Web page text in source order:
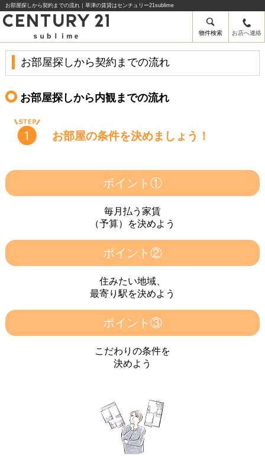
お部屋探しから契約までの流れ｜草津の賃貸はセンチュリー21sublime
物件検索 お店へ連絡